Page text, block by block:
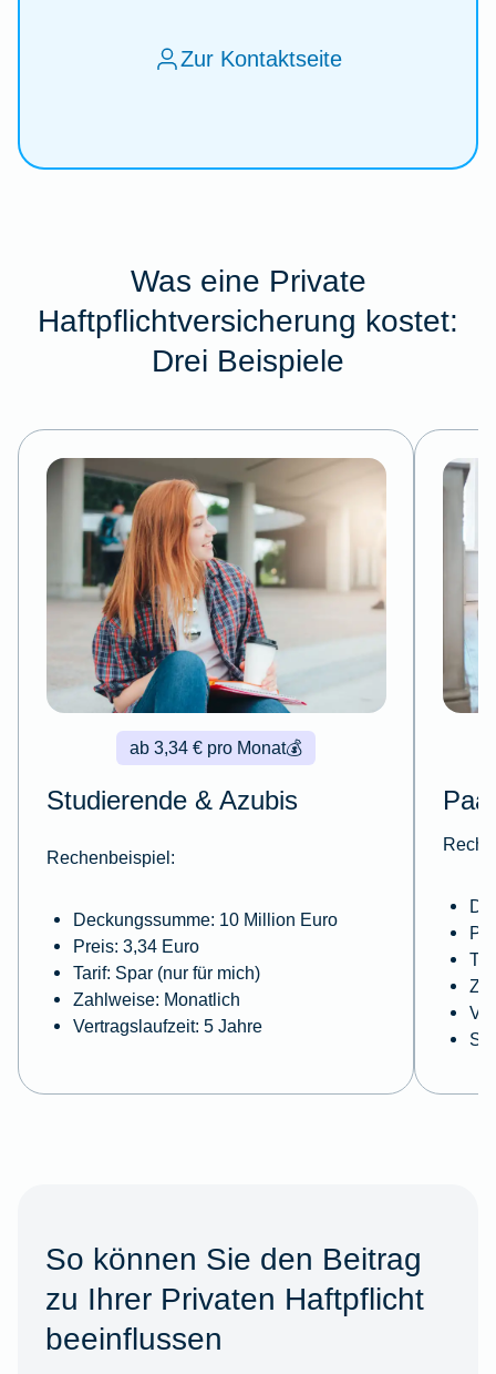
Zur Kontaktseite
Was eine Private
Haftpflichtversicherung kostet:
Drei Beispiele
💰
ab 3,34 € pro Monat
Studierende & Azubis
Rechenbeispiel:
Deckungssumme: 10 Million Euro
Preis: 3,34 Euro
Tarif: Spar (nur für mich)
Zahlweise: Monatlich
Vertragslaufzeit: 5 Jahre
So können Sie den Beitrag
zu Ihrer Privaten Haftpflicht
beeinflussen